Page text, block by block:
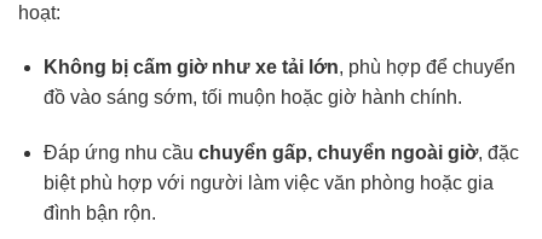
hoạt:
Không bị cấm giờ như xe tải lớn, phù hợp để chuyển
đồ vào sáng sớm, tối muộn hoặc giờ hành chính.
Đáp ứng nhu cầu chuyển gấp, chuyển ngoài giờ, đặc
biệt phù hợp với người làm việc văn phòng hoặc gia
đình bận rộn.